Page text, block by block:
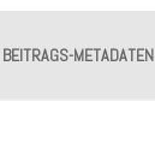
BEITRAGS-METADATEN